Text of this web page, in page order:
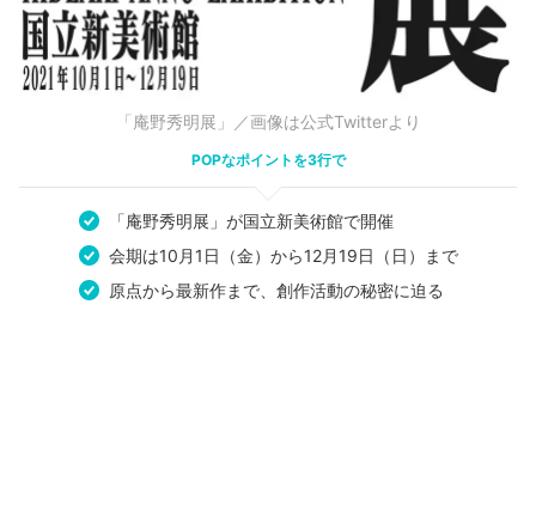
「庵野秀明展」／画像は公式Twitterより
POPなポイントを3行で
「庵野秀明展」が国立新美術館で開催
会期は10月1日（金）から12月19日（日）まで
原点から最新作まで、創作活動の秘密に迫る